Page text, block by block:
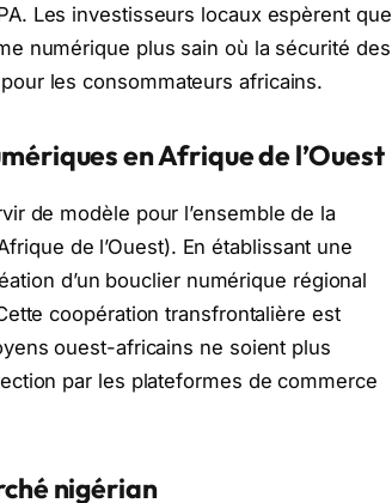
Les investisseurs locaux espèrent que
numérique plus sain où la sécurité des
les consommateurs africains.
en Afrique de l’Ouest
de modèle pour l’ensemble de la
de l’Ouest). En établissant une
d’un bouclier numérique régional
coopération transfrontalière est
ouest-africains ne soient plus
par les plateformes de commerce
nigérian